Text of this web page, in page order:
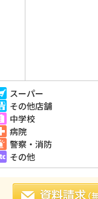
スーパー
その他店舗
中学校
病院
警察・消防
その他